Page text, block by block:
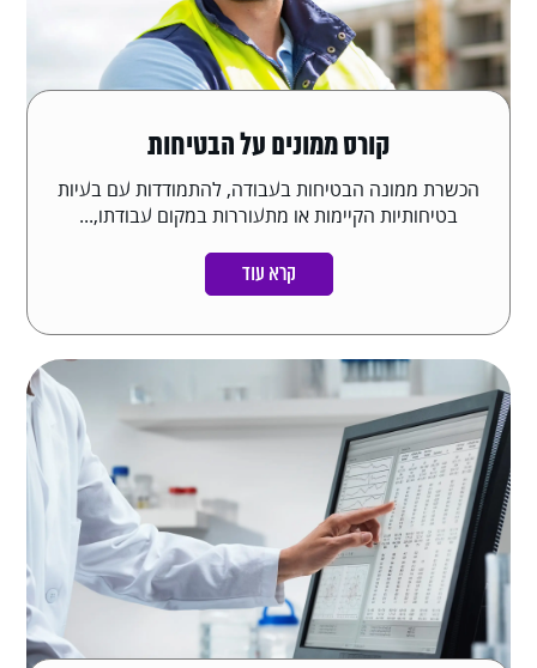
קורס ממונים על הבטיחות
הכשרת ממונה הבטיחות בעבודה, להתמודדות עם בעיות
בטיחותיות הקיימות או מתעוררות במקום עבודתו,...
קרא עוד